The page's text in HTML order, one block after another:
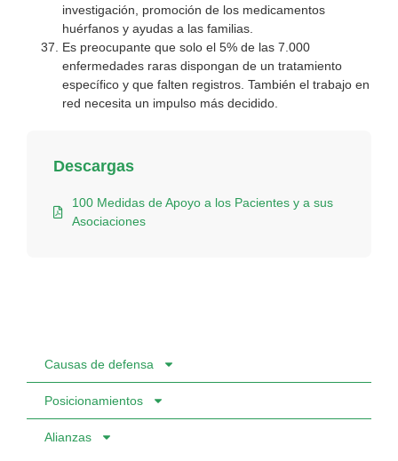
Causas de defensa
Posicionamientos
Alianzas
investigación, promoción de los medicamentos
huérfanos y ayudas a las familias.
Es preocupante que solo el 5% de las 7.000
enfermedades raras dispongan de un tratamiento
específico y que falten registros. También el trabajo en
red necesita un impulso más decidido.
Descargas
100 Medidas de Apoyo a los Pacientes y a sus
Asociaciones